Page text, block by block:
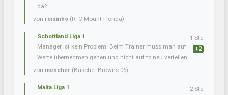
da?
von reisinho (RFC Mount Florida)
Schottland Liga 1
Manager ist kein Problem. Beim Trainer muss man auf
Werte übernehmen gehen und nicht auf tp neu verteilen.
von mencher (Bäscher Browns 06)
1 Std
+2
Malta Liga 1
2 Std